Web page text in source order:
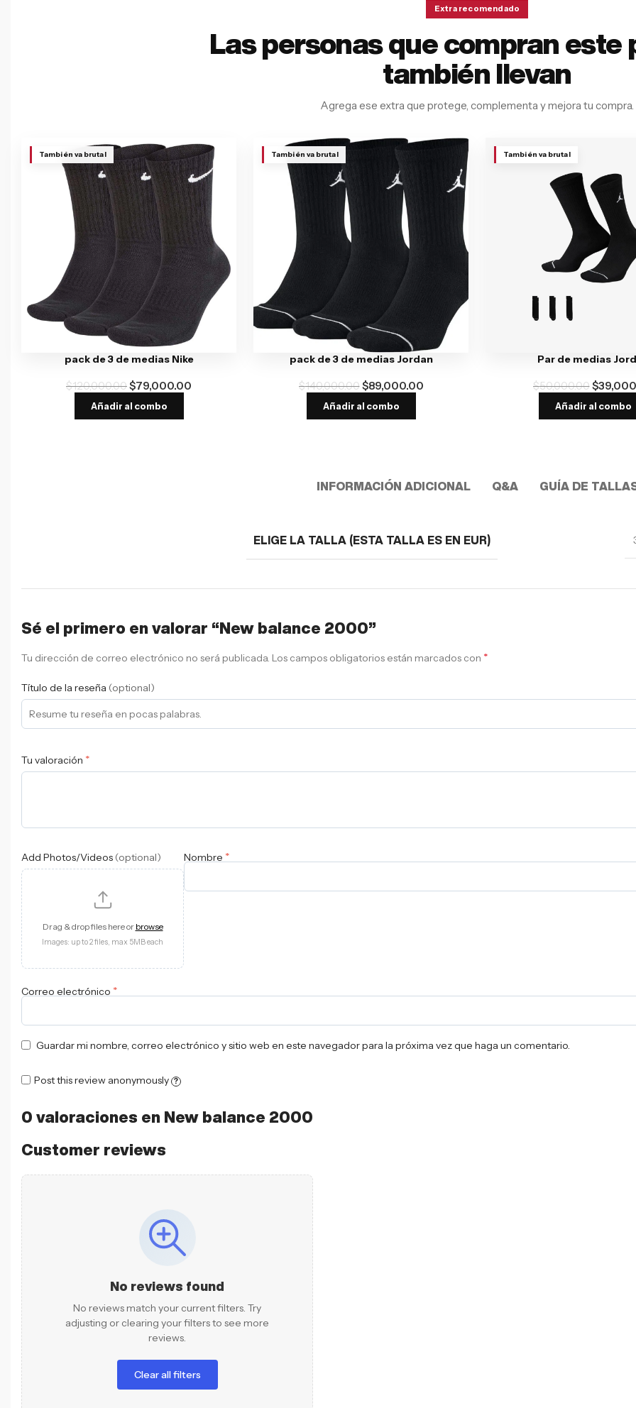
Extra recomendado
Las personas que compran este
también llevan
Agrega ese extra que protege, complementa y mejora tu compra.
También va brutal
pack de 3 de medias Nike
$120,000.00$79,000.00
Añadir al combo
También va brutal
pack de 3 de medias Jordan
$140,000.00$89,000.00
Añadir al combo
También va brutal
Par de medias
$50,000.00$
Añadir al combo
INFORMACIÓN ADICIONAL Q&A GUÍA DE
ELIGE LA TALLA (ESTA TALLA ES EN EUR)
0 valoraciones en New balance 2000
Customer reviews
No reviews found
No reviews match your current filters. Try
adjusting or clearing your filters to see more
reviews.
Clear all filters
Sé el primero en valorar “New balance 2000”
Tu dirección de correo electrónico no será publicada. Los campos obligatorios están marcados con *
Título de la reseña (optional)
Tu valoración *
Add Photos/Videos (optional)
Drag & drop files here or browse
Images: up to 2 files, max 5MB each
Nombre *
Correo electrónico *
Guardar mi nombre, correo electrónico y sitio web en este navegador para la próxima vez que haga un comentario.
Post this review anonymously ?